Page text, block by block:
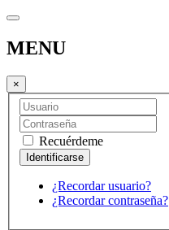
MENU
×
Recuérdeme
¿Recordar usuario?
¿Recordar contraseña?